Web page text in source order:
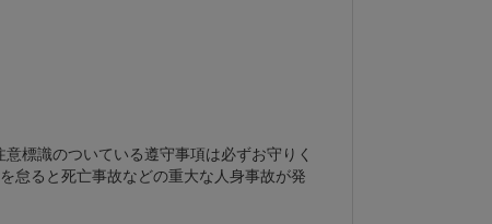
標識のついている遵守事項は必ずお守りく
怠ると死亡事故などの重大な人身事故が発